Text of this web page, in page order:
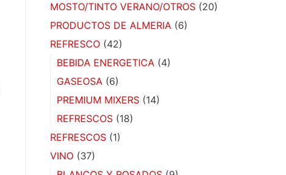
MOSTO/TINTO VERANO/OTROS (20)
PRODUCTOS DE ALMERIA (6)
REFRESCO (42)
BEBIDA ENERGETICA (4)
GASEOSA (6)
PREMIUM MIXERS (14)
REFRESCOS (18)
REFRESCOS (1)
VINO (37)